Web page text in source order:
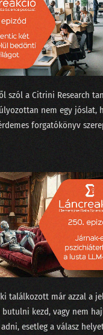
szól a Citrini Research
nem egy jóslat,
forgatókönyv
találkozott már azzal a
kezd, vagy nem
esetleg a válasz